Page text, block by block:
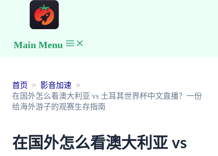
Main Menu
首页
影音加速
在国外怎么看澳大利亚 vs 土耳其世界杯中文直播？一份
给海外游子的观赛生存指南
在国外怎么看澳大利亚 vs